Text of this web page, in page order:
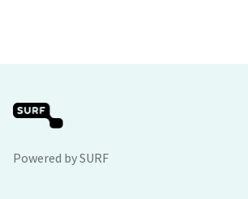
Powered by SURF